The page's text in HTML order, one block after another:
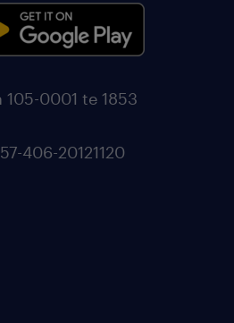
0001 te 1853
406-20121120